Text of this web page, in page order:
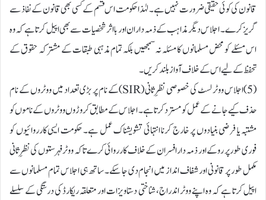
قانون کی کوئی حقیقی ضرورت نہیں ہے۔ لہٰذا حکومت اس قسم کے کسی بھی قانون کے نفاذ سے
گریز کرے۔ اجلاس دیگر مذاہب کے ذمہ داران اور بااثر شخصیات سے بھی اپیل کرتا ہے کہ وہ
اس مسئلے کو محض مسلمانوں کا مسئلہ نہ سمجھیں بلکہ تمام مذہبی طبقات کے مشترکہ حقوق کے
تحفظ کے لیے اس کے خلاف آواز بلند کریں۔
(5)اجلاس ووٹر لسٹ کی خصوصی نظرِ ثانی (SIR) کے نام پر بڑی تعداد میں ووٹروں کے نام
حذف کیے جانے کے عمل کو مسترد کرتا ہے۔ اجلاس کے مطابق کروڑوں ووٹروں کے ناموں کو
مشتبہ یا فرضی بنیادوں پر خارج کرنا انتہائی تشویشناک عمل ہے۔ حکومت ایسی کارروائیوں کو
فوری طور پر روکے اور ذمہ دار افسران کے خلاف کارروائی کرے تاکہ ووٹر فہرستوں کی نظرِ ثانی
مکمل طور پر قانونی اور شفاف انداز میں انجام دی جا سکے۔ ساتھ ہی اجلاس تمام مسلمانوں سے
اپیل کرتا ہے کہ وہ اپنے ووٹر اندراج، شناختی دستاویزات اور متعلقہ ریکارڈ کی درستگی کے سلسلے